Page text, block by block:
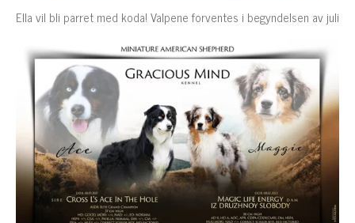
Ella vil bli parret med koda! Valpene forventes i begyndelsen av juli